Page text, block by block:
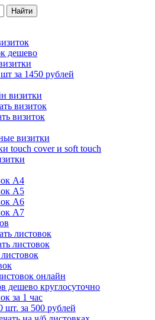
дешево
за 1450 рублей
визитки
визиток
визиток
визитки
touch cover и soft touch
А4
А5
А6
А7
листовок
листовок
онлайн
дешево круглосуточно
за 1 час
шт. за 500 рублей